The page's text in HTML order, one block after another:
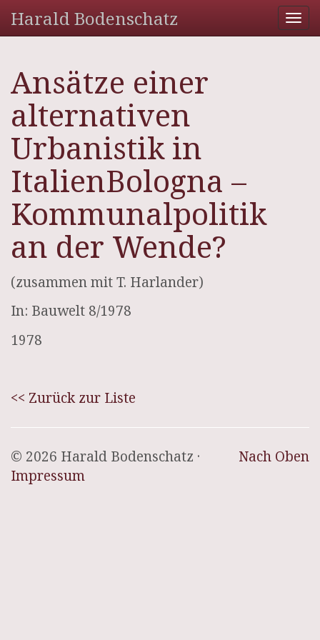
Harald Bodenschatz
Ansätze einer
alternativen
Urbanistik in
ItalienBologna –
Kommunalpolitik
an der Wende?
(zusammen mit T. Harlander)
In: Bauwelt 8/1978
1978
<< Zurück zur Liste
Nach Oben
© 2026 Harald Bodenschatz ·
Impressum